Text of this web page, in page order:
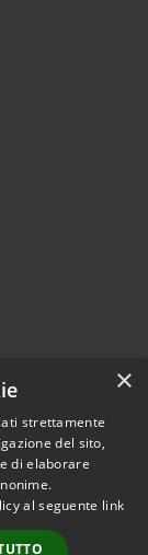
• Comune di
• Powered by
• Accesso
×
strettamente
del sito,
di elaborare
al seguente link